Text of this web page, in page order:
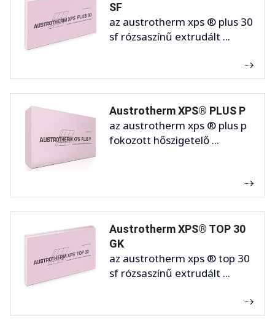
SF
az austrotherm xps ® plus 30
sf rózsaszínű extrudált ...
Austrotherm XPS® PLUS P
az austrotherm xps ® plus p
fokozott hőszigetelő ...
Austrotherm XPS® TOP 30
GK
az austrotherm xps ® top 30
sf rózsaszínű extrudált ...